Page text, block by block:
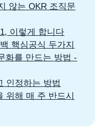
않는 OKR 조직문
이렇게 합니다
핵심공식 두가지
화를 만드는 방법 -
인정하는 방법
위해 매 주 반드시